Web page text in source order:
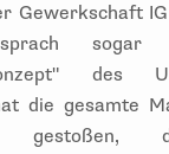
Gewerkschaft
sprach sogar
des
die gesamte